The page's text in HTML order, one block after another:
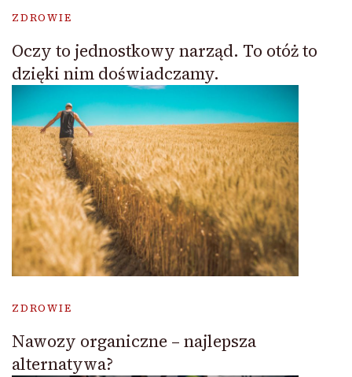
ZDROWIE
Oczy to jednostkowy narząd. To otóż to
dzięki nim doświadczamy.
ZDROWIE
Nawozy organiczne – najlepsza
alternatywa?